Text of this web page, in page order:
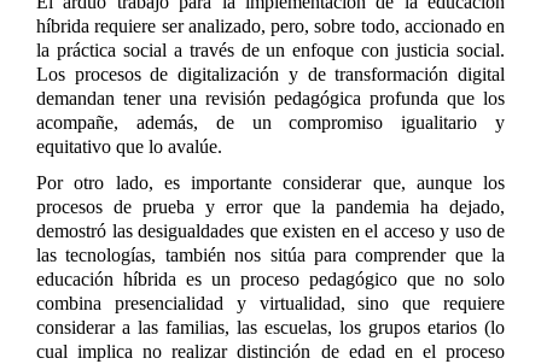
híbrida requiere ser analizado, pero, sobre todo, accionado en
la práctica social a través de un enfoque con justicia social.
Los procesos de digitalización y de transformación digital
demandan tener una revisión pedagógica profunda que los
acompañe, además, de un compromiso igualitario y
equitativo que lo avalúe.
Por otro lado, es importante considerar que, aunque los
procesos de prueba y error que la pandemia ha dejado,
demostró las desigualdades que existen en el acceso y uso de
las tecnologías, también nos sitúa para comprender que la
educación híbrida es un proceso pedagógico que no solo
combina presencialidad y virtualidad, sino que requiere
considerar a las familias, las escuelas, los grupos etarios (lo
cual implica no realizar distinción de edad en el proceso